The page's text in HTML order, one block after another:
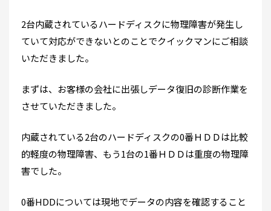
2台内蔵されているハードディスクに物理障害が発生し
ていて対応ができないとのことでクイックマンにご相談
いただきました。
まずは、お客様の会社に出張しデータ復旧の診断作業を
させていただきました。
内蔵されている2台のハードディスクの0番ＨＤＤは比較
的軽度の物理障害、もう1台の1番ＨＤＤは重度の物理障
害でした。
0番HDDについては現地でデータの内容を確認すること